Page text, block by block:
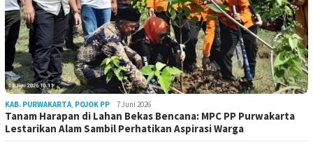
KAB. PURWAKARTA, POJOK PP 7 Juni 2026
Tanam Harapan di Lahan Bekas Bencana: MPC PP Purwakarta
Lestarikan Alam Sambil Perhatikan Aspirasi Warga